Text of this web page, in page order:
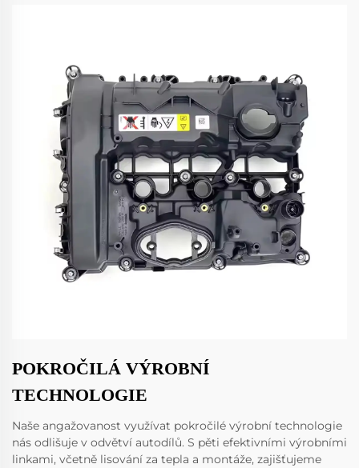
POKROČILÁ VÝROBNÍ
TECHNOLOGIE
Naše angažovanost využívat pokročilé výrobní technologie
nás odlišuje v odvětví autodílů. S pěti efektivními výrobními
linkami, včetně lisování za tepla a montáže, zajišťujeme